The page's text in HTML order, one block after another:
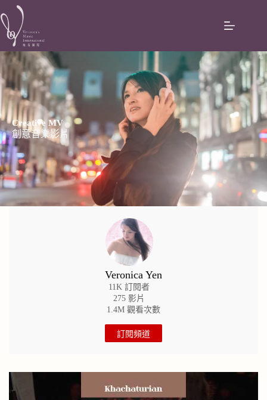
Creative MV
創意音樂影片
Veronica Yen
11K 訂閱者
275 影片
1.4M 觀看次數
訂閱頻道